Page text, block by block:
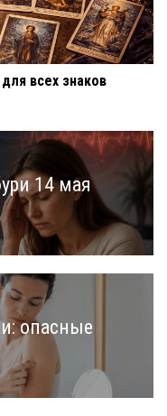
всех знаков
14 мая
опасные